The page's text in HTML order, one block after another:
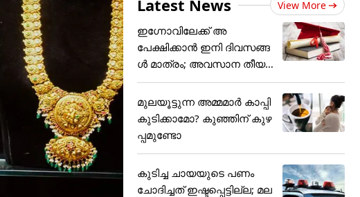
Latest News View More
ഇഗ്നോവിലേക്ക് അ
പേക്ഷിക്കാൻ ഇനി ദിവസങ്ങ
ൾ മാത്രം; അവസാന തീയ
തി
മുലയൂട്ടുന്ന അമ്മമാർ കാപ്പി
കുടിക്കാമോ? കുഞ്ഞിന് കുഴ
പ്പമുണ്ടോ
കുടിച്ച ചായയുടെ പണം
ചോദിച്ചത് ഇഷ്ടപ്പെട്ടില്ല; മല